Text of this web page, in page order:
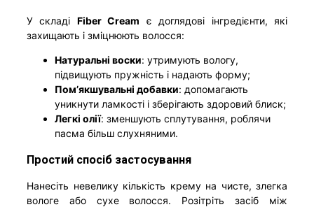
У складі Fiber Cream є доглядові інгредієнти, які
захищають і зміцнюють волосся:
Натуральні воски: утримують вологу,
підвищують пружність і надають форму;
Пом’якшувальні добавки: допомагають
уникнути ламкості і зберігають здоровий блиск;
Легкі олії: зменшують сплутування, роблячи
пасма більш слухняними.
Простий спосіб застосування
Нанесіть невелику кількість крему на чисте, злегка
вологе або сухе волосся. Розітріть засіб між